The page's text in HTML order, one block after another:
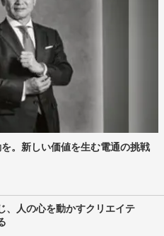
。新しい価値を生む電通の挑戦
、人の心を動かすクリエイテ